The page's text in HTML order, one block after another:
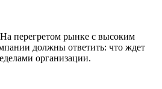
перегретом рынке с высоким
должны ответить: что ждет
организации.